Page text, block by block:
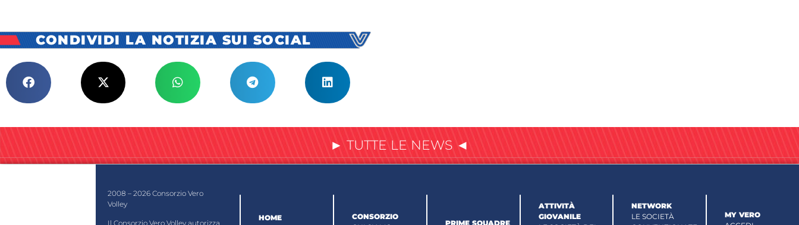
CONDIVIDI LA NOTIZIA SUI SOCIAL
► TUTTE LE NEWS ◄
2008 – 2026 Consorzio Vero
Volley
Il Consorzio Vero Volley autorizza
HOME
CONSORZIO
PRIME SQUADRE
ATTIVITÀ
GIOVANILE
NETWORK
LE SOCIETÀ
MY VERO